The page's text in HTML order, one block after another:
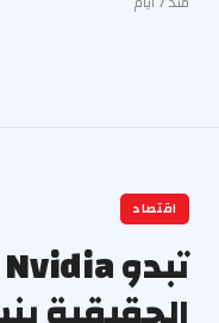
اقتصاد